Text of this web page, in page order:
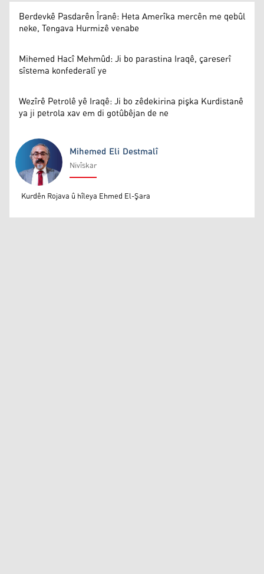
Berdevkê Pasdarên Îranê: Heta Amerîka mercên me qebûl
neke, Tengava Hurmizê venabe
Mihemed Hacî Mehmûd: Ji bo parastina Iraqê, çareserî
sîstema konfederalî ye
Wezîrê Petrolê yê Iraqê: Ji bo zêdekirina pişka Kurdistanê
ya ji petrola xav em di gotûbêjan de ne
Mihemed Eli Destmalî
Mihemed Eli Destmalî
Nivîskar
Kurdên Rojava û hîleya Ehmed El-Şara